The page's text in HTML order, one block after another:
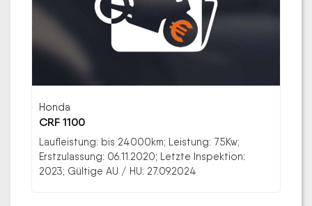
Honda
CRF 1100
Laufleistung: bis 24000km; Leistung: 75Kw;
Erstzulassung: 06.11.2020; Letzte Inspektion:
2023; Gültige AU / HU: 27.09.2024